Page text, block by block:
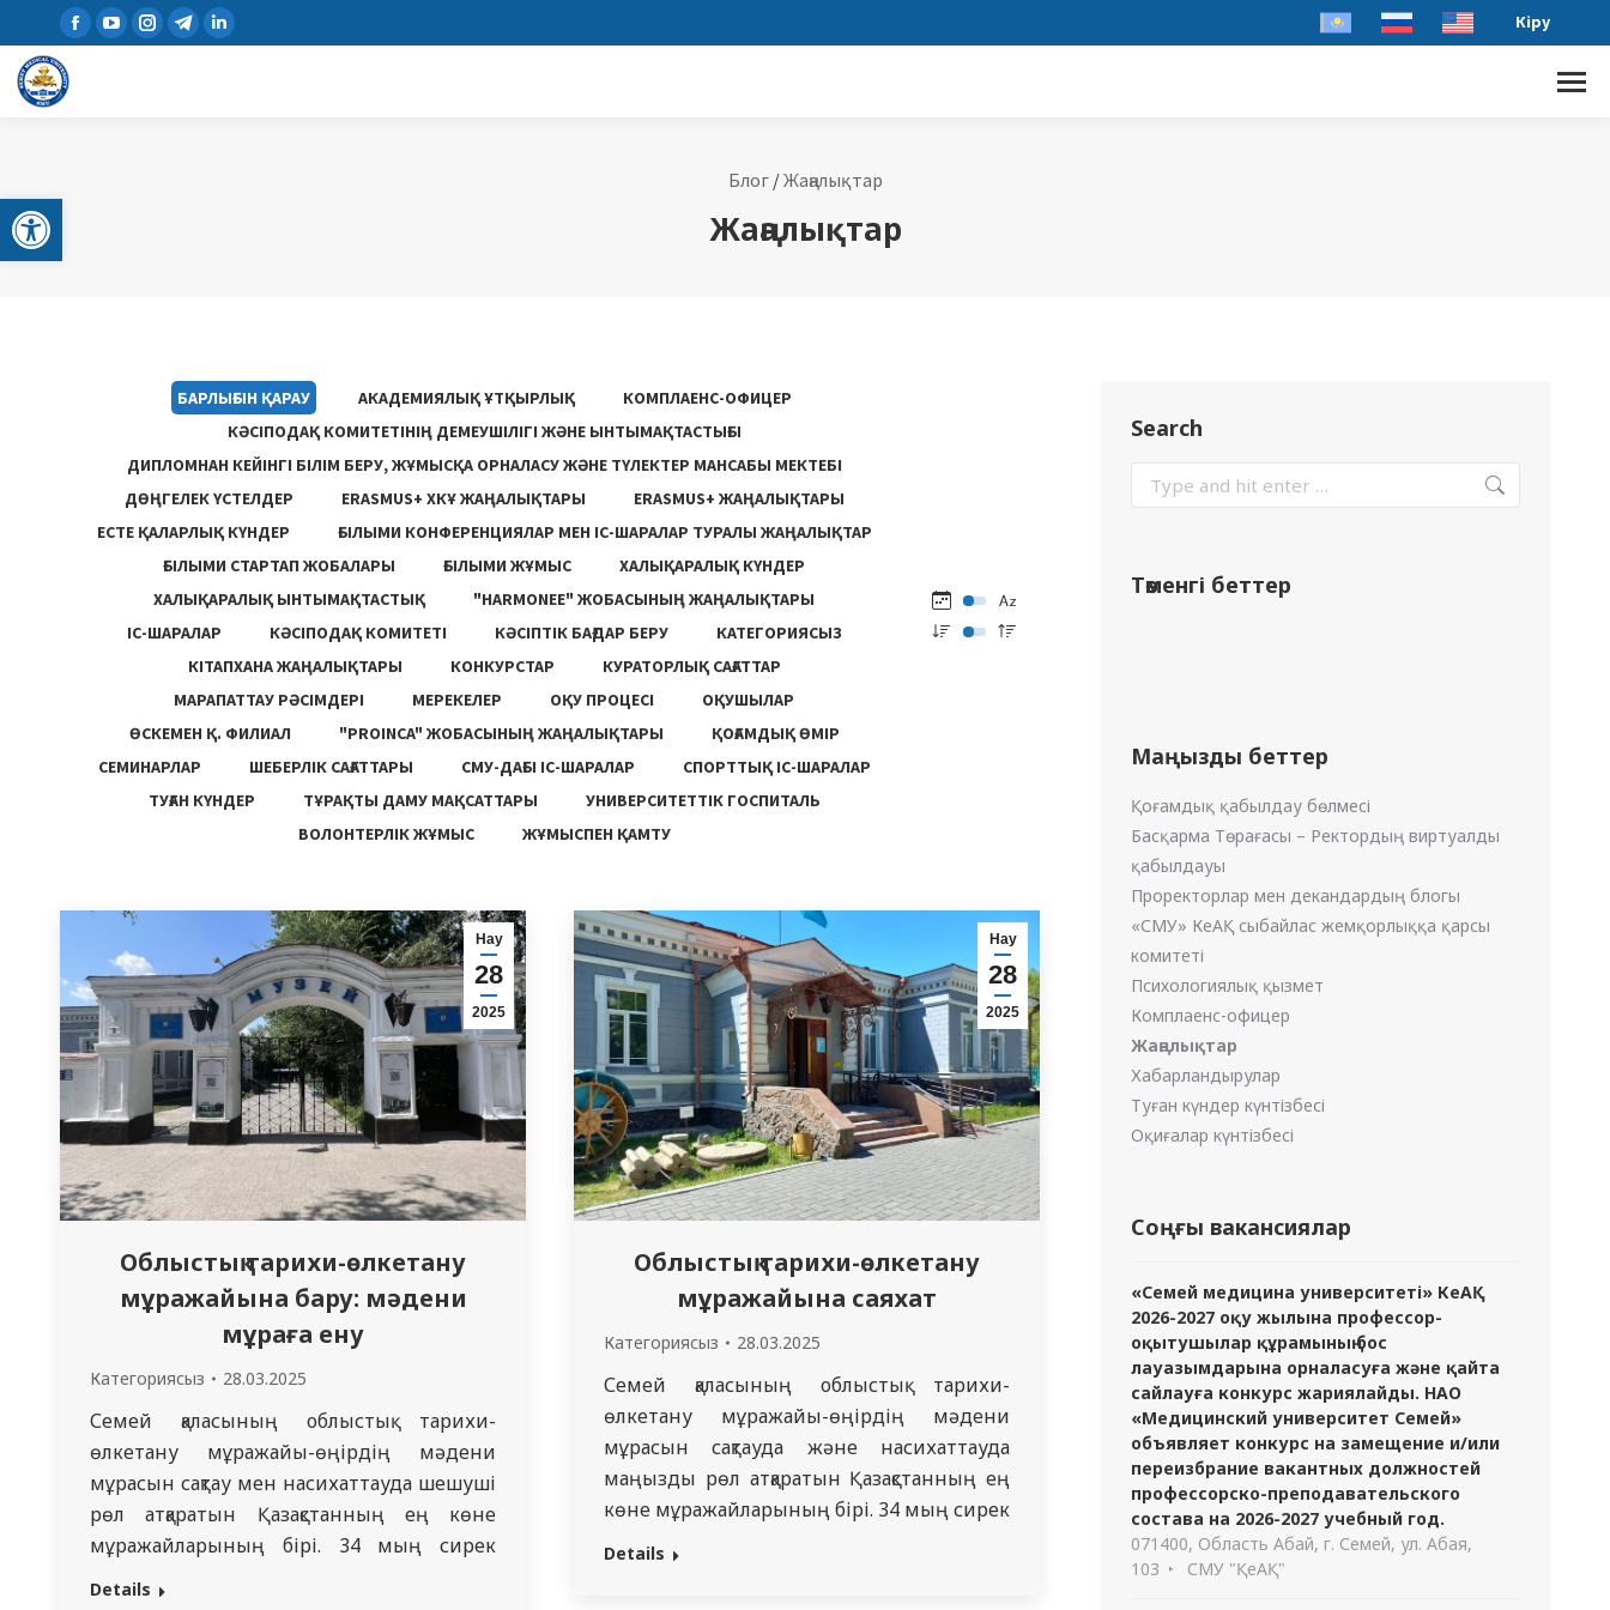
Open toolbar
Кіру
Блог/Жаңалықтар
Жаңалықтар
БАРЛЫҒЫН ҚАРАУ АКАДЕМИЯЛЫҚ ҰТҚЫРЛЫҚ
КОМПЛАЕНС-ОФИЦЕР
КӘСІПОДАҚ КОМИТЕТІНІҢ ДЕМЕУШІЛІГІ ЖӘНЕ ЫНТЫМАҚТАСТЫҒЫ
ДИПЛОМНАН КЕЙІНГІ БІЛІМ БЕРУ, ЖҰМЫСҚА ОРНАЛАСУ ЖƏНЕ ТҮЛЕКТЕР МАНСАБЫ МЕКТЕБІ
ДӨҢГЕЛЕК ҮСТЕЛДЕР
ERASMUS+ ХКҰ ЖАҢАЛЫҚТАРЫ
ERASMUS+ ЖАҢАЛЫҚТАРЫ
ЕСТЕ ҚАЛАРЛЫҚ КҮНДЕР
ҒЫЛЫМИ КОНФЕРЕНЦИЯЛАР МЕН ІС-ШАРАЛАР ТУРАЛЫ ЖАҢАЛЫҚТАР
ҒЫЛЫМИ СТАРТАП ЖОБАЛАРЫ
ҒЫЛЫМИ ЖҰМЫС
ХАЛЫҚАРАЛЫҚ КҮНДЕР
ХАЛЫҚАРАЛЫҚ ЫНТЫМАҚТАСТЫҚ
"HARMONEE" ЖОБАСЫНЫҢ ЖАҢАЛЫҚТАРЫ
ІС-ШАРАЛАР
КӘСІПОДАҚ КОМИТЕТІ КӘСІПТІК БАҒДАР БЕРУ
КАТЕГОРИЯСЫЗ
КІТАПХАНА ЖАҢАЛЫҚТАРЫ
КОНКУРСТАР
КУРАТОРЛЫҚ САҒАТТАР
МАРАПАТТАУ РӘСІМДЕРІ
МЕРЕКЕЛЕР ОҚУ ПРОЦЕСІ
ОҚУШЫЛАР
ӨСКЕМЕН Қ. ФИЛИАЛ
"PROINCA" ЖОБАСЫНЫҢ ЖАҢАЛЫҚТАРЫ
ҚОҒАМДЫҚ ӨМІР
СЕМИНАРЛАР
ШЕБЕРЛІК САҒАТТАРЫ СМУ-ДАҒЫ ІС-ШАРАЛАР
СПОРТТЫҚ ІС-ШАРАЛАР
ТУҒАН КҮНДЕР
ТҰРАҚТЫ ДАМУ МАҚСАТТАРЫ
УНИВЕРСИТЕТТІК ГОСПИТАЛЬ
ВОЛОНТЕРЛІК ЖҰМЫС
ЖҰМЫСПЕН ҚАМТУ
Нау
28
2025
Облыстық тарихи-өлкетану
мұражайына бару: мәдени
мұраға ену
Категориясыз 28.03.2025
Семей қаласының облыстық тарихи-
өлкетану мұражайы-өңірдің мәдени
мұрасын сақтау мен насихаттауда шешуші
рөл атқаратын Қазақстанның ең көне
мұражайларының бірі. 34 мың сирек
басылымдары бар бай ғылыми
Details
Нау
28
2025
Облыстық тарихи-өлкетану
мұражайына саяхат
Категориясыз 28.03.2025
Семей қаласының облыстық тарихи-
өлкетану мұражайы-өңірдің мәдени
мұрасын сақтауда және насихаттауда
маңызды рөл атқаратын Қазақстанның ең
көне мұражайларының бірі. 34 мың сирек
басылымдары бар бай ғылыми
Details
Search
Төменгі беттер
Маңызды беттер
Қоғамдық қабылдау бөлмесі
Басқарма Төрағасы – Ректордың виртуалды
қабылдауы
Проректорлар мен декандардың блогы
«СМУ» КеАҚ сыбайлас жемқорлыққа қарсы
комитеті
Психологиялық қызмет
Комплаенс-офицер
Жаңалықтар
Хабарландырулар
Туған күндер күнтізбесі
Оқиғалар күнтізбесі
Соңғы вакансиялар
«Семей медицина университеті» КеАҚ
2026-2027 оқу жылына профессор-
оқытушылар құрамының бос
лауазымдарына орналасуға және қайта
сайлауға конкурс жариялайды. НАО
«Медицинский университет Семей»
объявляет конкурс на замещение и/или
переизбрание вакантных должностей
профессорско-преподавательского
состава на 2026-2027 учебный год.
071400, Область Абай, г. Семей, ул. Абая,
103
СМУ "ҚеАҚ"